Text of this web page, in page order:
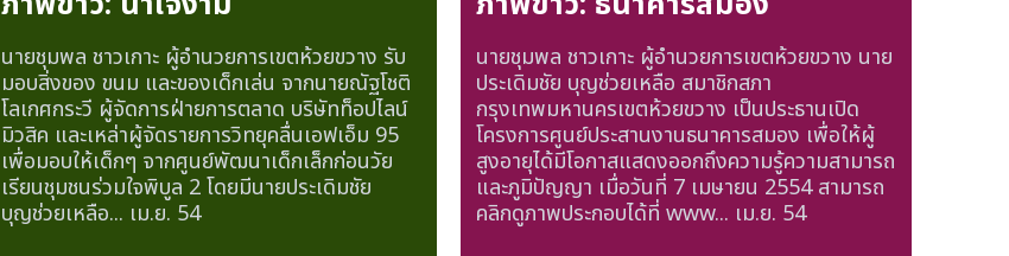
นายชุมพล ชาวเกาะ ผู้อำนวยการเขตห้วยขวาง รับ
มอบสิ่งของ ขนม และของเด็กเล่น จากนายณัฐโชติ
โลเกศกระวี ผู้จัดการฝ่ายการตลาด บริษัทท็อปไลน์
มิวสิค และเหล่าผู้จัดรายการวิทยุคลื่นเอฟเอ็ม 95
เพื่อมอบให้เด็กๆ จากศูนย์พัฒนาเด็กเล็กก่อนวัย
เรียนชุมชนร่วมใจพิบูล 2 โดยมีนายประเดิมชัย
บุญช่วยเหลือ... เม.ย. 54
นายชุมพล ชาวเกาะ ผู้อำนวยการเขตห้วยขวาง นาย
ประเดิมชัย บุญช่วยเหลือ สมาชิกสภา
กรุงเทพมหานครเขตห้วยขวาง เป็นประธานเปิด
โครงการศูนย์ประสานงานธนาคารสมอง เพื่อให้ผู้
สูงอายุได้มีโอกาสแสดงออกถึงความรู้ความสามารถ
และภูมิปัญญา เมื่อวันที่ 7 เมษายน 2554 สามารถ
คลิกดูภาพประกอบได้ที่ www... เม.ย. 54